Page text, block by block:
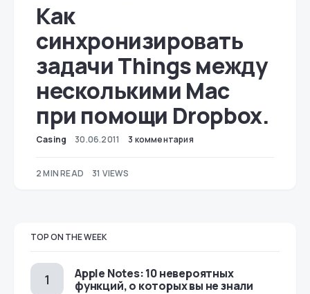
Как
синхронизировать
задачи Things между
несколькими Mac
при помощи Dropbox.
Casing 30.06.2011 3 комментария
2 MIN READ 31 VIEWS
TOP ON THE WEEK
Apple Notes: 10 невероятных
функций, о которых вы не знали